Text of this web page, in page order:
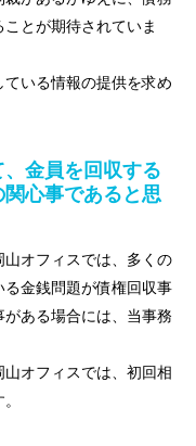
とが期待されていま
いる情報の提供を求め
金員を回収する
心事であると思
オフィスでは、多くの
金銭問題が債権回収事
ある場合には、当事務
オフィスでは、初回相